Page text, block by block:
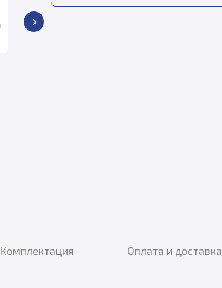
Комплектация Оплата и доставка